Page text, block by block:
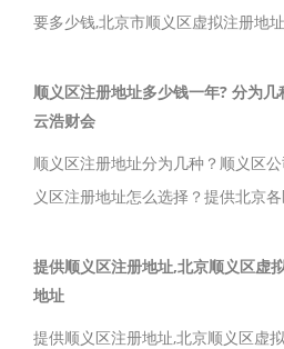
要多少钱,北京市顺义区虚拟注册地
址需要多少钱。
顺义区注册地址多少钱一年? 分为几
云浩财会
顺义区注册地址分为几种？顺义区
义区注册地址怎么选择？提供北京
淀区注册地址费用,海淀区公司注册
提供顺义区注册地址,北京顺义区虚
地址
提供顺义区注册地址,北京顺义区虚